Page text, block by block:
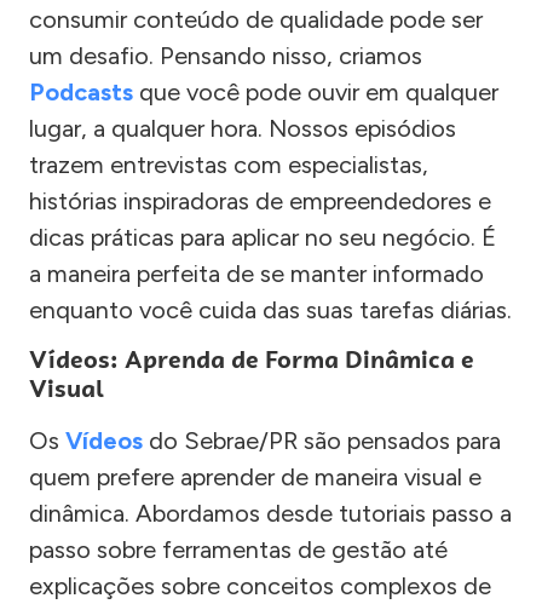
consumir conteúdo de qualidade pode ser
um desafio. Pensando nisso, criamos
Podcasts que você pode ouvir em qualquer
lugar, a qualquer hora. Nossos episódios
trazem entrevistas com especialistas,
histórias inspiradoras de empreendedores e
dicas práticas para aplicar no seu negócio. É
a maneira perfeita de se manter informado
enquanto você cuida das suas tarefas diárias.
Vídeos: Aprenda de Forma Dinâmica e
Visual
Os Vídeos do Sebrae/PR são pensados para
quem prefere aprender de maneira visual e
dinâmica. Abordamos desde tutoriais passo a
passo sobre ferramentas de gestão até
explicações sobre conceitos complexos de